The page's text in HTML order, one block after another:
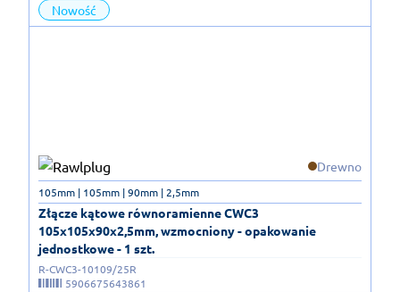
Nowość
Drewno
Złącze kątowe równoramienne CWC3
105x105x90x2,5mm, wzmocniony - opakowanie
jednostkowe - 1 szt.
105mm | 105mm | 90mm | 2,5mm
R-CWC3-10109/25R
5906675643861